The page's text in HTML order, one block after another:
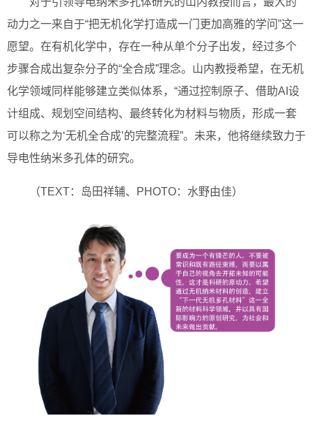
动力之一来自于“把无机化学打造成一门更加高雅的学问”这一
愿望。在有机化学中，存在一种从单个分子出发，经过多个
步骤合成出复杂分子的“全合成”理念。山内教授希望，在无机
化学领域同样能够建立类似体系，“通过控制原子、借助AI设
计组成、规划空间结构、最终转化为材料与物质，形成一套
可以称之为‘无机全合成’的完整流程”。未来，他将继续致力于
导电性纳米多孔体的研究。
（TEXT：岛田祥辅、PHOTO：水野由佳）